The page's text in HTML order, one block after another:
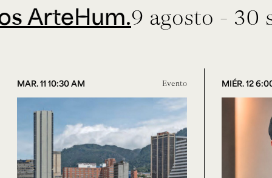
9 agosto - 30
MAR. 11 10:30 AM Evento MIÉR. 12